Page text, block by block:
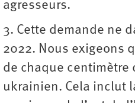
agresseurs.
3. Cette demande ne
2022. Nous exigeons
de chaque centimètre
ukrainien. Cela inclut